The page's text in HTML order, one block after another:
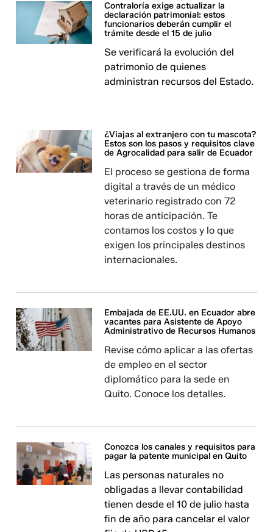
Contraloría exige actualizar la
declaración patrimonial: estos
funcionarios deberán cumplir el
trámite desde el 15 de julio
Se verificará la evolución del
patrimonio de quienes
administran recursos del Estado.
¿Viajas al extranjero con tu mascota?
Estos son los pasos y requisitos clave
de Agrocalidad para salir de Ecuador
El proceso se gestiona de forma
digital a través de un médico
veterinario registrado con 72
horas de anticipación. Te
contamos los costos y lo que
exigen los principales destinos
internacionales.
Embajada de EE.UU. en Ecuador abre
vacantes para Asistente de Apoyo
Administrativo de Recursos Humanos
Revise cómo aplicar a las ofertas
de empleo en el sector
diplomático para la sede en
Quito. Conoce los detalles.
Conozca los canales y requisitos para
pagar la patente municipal en Quito
Las personas naturales no
obligadas a llevar contabilidad
tienen desde el 10 de julio hasta
fin de año para cancelar el valor